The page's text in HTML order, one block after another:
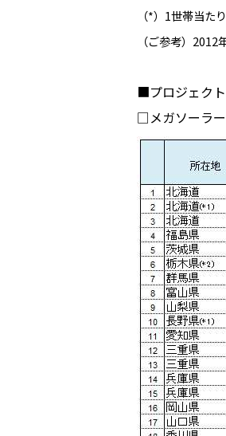
（*）1世帯当た
（ご参考）2012
■プロジェク
□メガソーラー